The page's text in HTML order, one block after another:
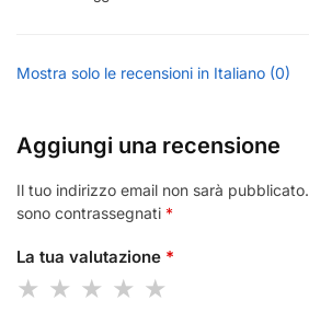
Mostra solo le recensioni in Italiano (0)
Aggiungi una recensione
Il tuo indirizzo email non sarà pubblicato.
sono contrassegnati *
La tua valutazione *